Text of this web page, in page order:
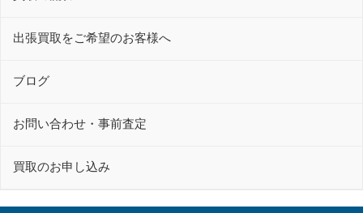
ョ
出張買取をご希望のお客様へ
ブログ
お問い合わせ・事前査定
買取のお申し込み